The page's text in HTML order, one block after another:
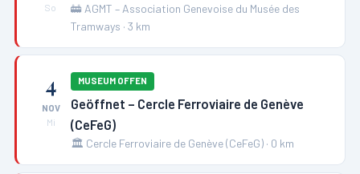
So
🚋 AGMT – Association Genevoise du Musée des
Tramways ·3 km
4
NOV
Mi
MUSEUM OFFEN
Geöffnet – Cercle Ferroviaire de Genève
(CeFeG)
🏛️ Cercle Ferroviaire de Genève (CeFeG) · 0 km